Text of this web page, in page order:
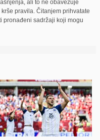
ali to ne obavezuje
pravila. Čitanjem prihvatate
pronađeni sadržaji koji mogu